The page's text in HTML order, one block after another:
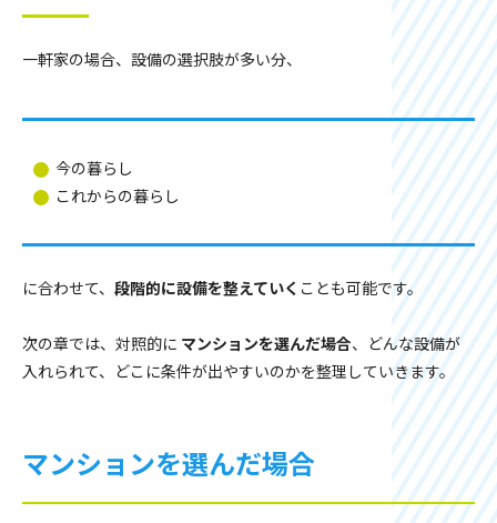
一軒家の場合、設備の選択肢が多い分、
今の暮らし
これからの暮らし
に合わせて、 段階的に設備を整えていく ことも可能です。
次の章では、対照的に マンションを選んだ場合、どんな設備が
入れられて、どこに条件が出やすいのかを整理していきます。
マンションを選んだ場合